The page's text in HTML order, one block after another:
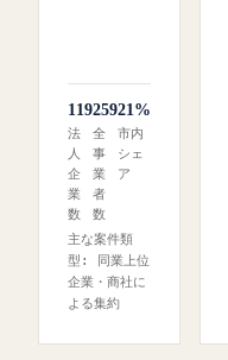
119
法
人
企
業
数
259
全
事
業
者
数
21%
市内
シェ
ア
主な案件類
型: 同業上位
企業・商社に
よる集約